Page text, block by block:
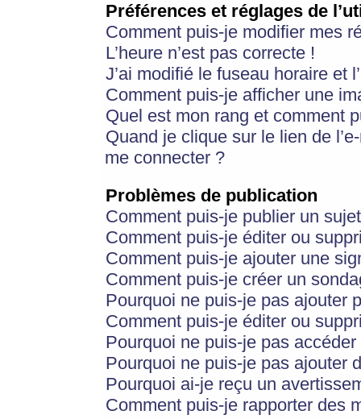
Préférences et réglages de
Comment puis-je modifier mes
L’heure n’est pas correcte !
J’ai modifié le fuseau horaire et
Comment puis-je afficher une
Quel est mon rang et comment
Quand je clique sur le lien de
me connecter ?
Problèmes de publication
Comment puis-je publier un
Comment puis-je éditer ou
Comment puis-je ajouter une
Comment puis-je créer un
Pourquoi ne puis-je pas ajouter
Comment puis-je éditer ou
Pourquoi ne puis-je pas
Pourquoi ne puis-je pas ajouter
Pourquoi ai-je reçu un
Comment puis-je rapporter des